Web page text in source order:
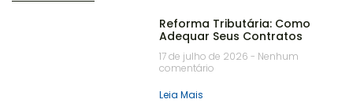
Reforma Tributária: Como
Adequar Seus Contratos
17 de julho de 2026 Nenhum
comentário
Leia Mais